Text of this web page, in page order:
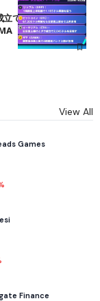
で1.185ドルを狙う
View All
Games
Finance